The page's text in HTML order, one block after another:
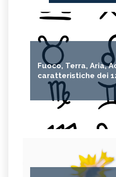
Fuoco, Terra, Aria,
caratteristiche dei